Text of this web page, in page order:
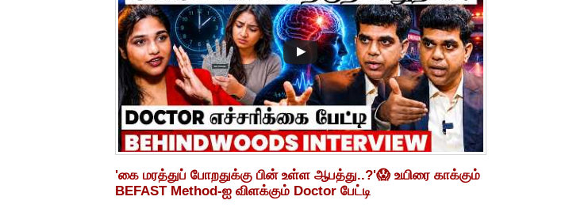
'கை மரத்துப் போறதுக்கு பின் உள்ள ஆபத்து..?'😱 உயிரை காக்கும்
BEFAST Method-ஐ விளக்கும் Doctor பேட்டி